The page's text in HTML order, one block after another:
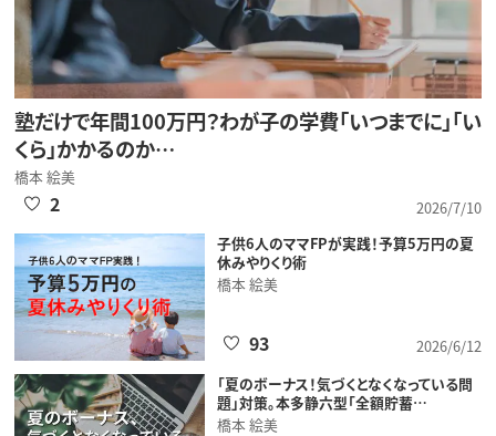
塾だけで年間100万円？わが子の学費「いつまでに」「い
くら」かかるのか…
橋本 絵美
2026/7/10
2
子供6人のママFPが実践！予算5万円の夏
休みやりくり術
橋本 絵美
2026/6/12
93
「夏のボーナス！気づくとなくなっている問
題」対策。本多静六型「全額貯蓄…
橋本 絵美